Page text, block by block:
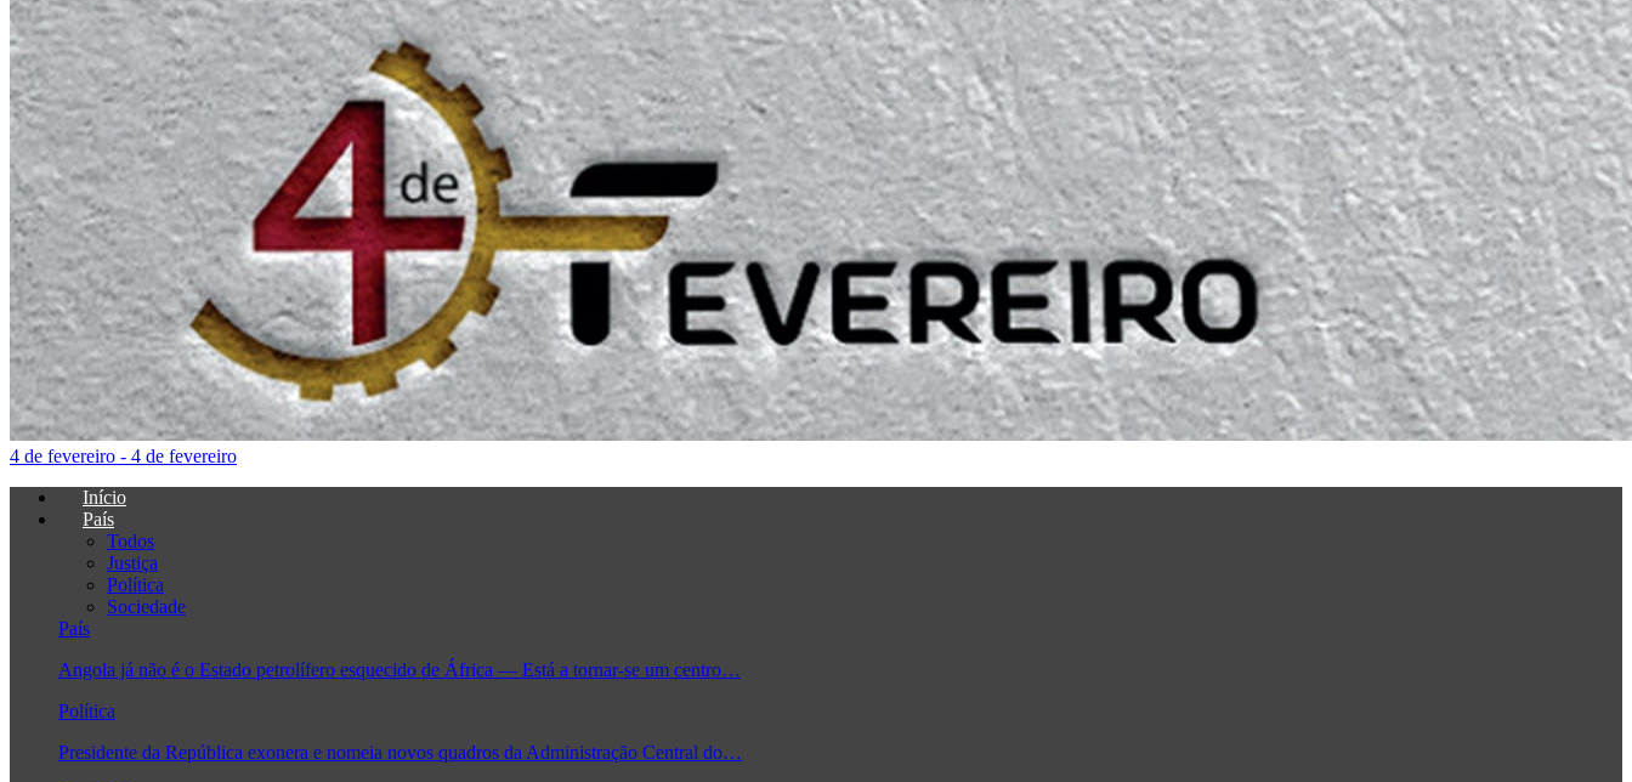
4 de fevereiro - 4 de fevereiro
Início
País
Todos
Justiça
Política
Sociedade
País
Angola já não é o Estado petrolífero esquecido de África — Está a tornar-se um centro…
Política
Presidente da República exonera e nomeia novos quadros da Administração Central do…